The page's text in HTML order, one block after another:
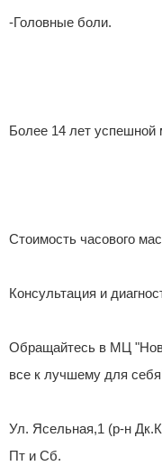
-Головные боли.
Более 14 лет успешной
Стоимость часового
Консультация и
Обращайтесь в МЦ
все к лучшему для
Ул. Ясельная,1 (р-н
Пт и Сб.